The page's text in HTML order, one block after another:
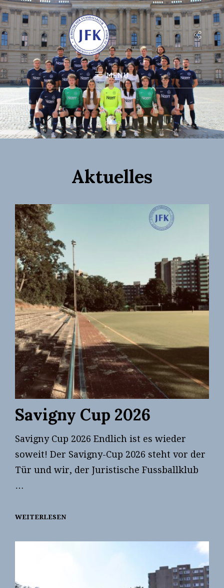
Social
Menu
MENU
Aktuelles
Savigny Cup 2026
Savigny Cup 2026 Endlich ist es wieder
soweit! Der Savigny-Cup 2026 steht vor der
Tür und wir, der Juristische Fussballklub
…
WEITERLESENSAVIGNY